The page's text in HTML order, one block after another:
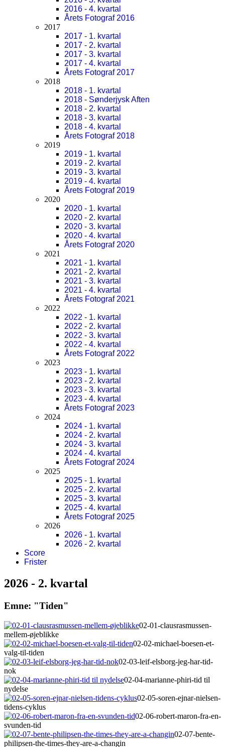
2016 - 4. kvartal
Årets Fotograf 2016
2017
2017 - 1. kvartal
2017 - 2. kvartal
2017 - 3. kvartal
2017 - 4. kvartal
Årets Fotograf 2017
2018
2018 - 1. kvartal
2018 - Sønderjysk Aften
2018 - 2. kvartal
2018 - 3. kvartal
2018 - 4. kvartal
Årets Fotograf 2018
2019
2019 - 1. kvartal
2019 - 2. kvartal
2019 - 3. kvartal
2019 - 4. kvartal
Årets Fotograf 2019
2020
2020 - 1. kvartal
2020 - 2. kvartal
2020 - 3. kvartal
2020 - 4. kvartal
Årets Fotograf 2020
2021
2021 - 1. kvartal
2021 - 2. kvartal
2021 - 3. kvartal
2021 - 4. kvartal
Årets Fotograf 2021
2022
2022 - 1. kvartal
2022 - 2. kvartal
2022 - 3. kvartal
2022 - 4. kvartal
Årets Fotograf 2022
2023
2023 - 1. kvartal
2023 - 2. kvartal
2023 - 3. kvartal
2023 - 4. kvartal
Årets Fotograf 2023
2024
2024 - 1. kvartal
2024 - 2. kvartal
2024 - 3. kvartal
2024 - 4. kvartal
Årets Fotograf 2024
2025
2025 - 1. kvartal
2025 - 2. kvartal
2025 - 3. kvartal
2025 - 4. kvartal
Årets Fotograf 2025
2026
2026 - 1. kvartal
2026 - 2. kvartal
Score
Frister
2026 - 2. kvartal
Emne: "Tiden"
02-01-clausrasmussen-
mellem-øjeblikke
02-02-michael-boesen-et-
valg-til-tiden
02-03-leif-elsborg-jeg-har-tid-
nok
02-04-marianne-phiri-tid til
nydelse
02-05-soren-ejnar-nielsen-
tidens-cyklus
02-06-robert-maron-fra-en-
svunden-tid
02-07-bente-
philipsen-the-times-they-are-a-changin